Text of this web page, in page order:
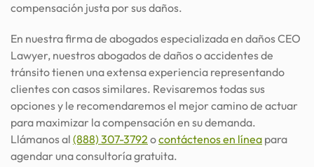
compensación justa por sus daños.
En nuestra firma de abogados especializada en daños CEO
Lawyer, nuestros abogados de daños o accidentes de
tránsito tienen una extensa experiencia representando
clientes con casos similares. Revisaremos todas sus
opciones y le recomendaremos el mejor camino de actuar
para maximizar la compensación en su demanda.
Llámanos al (888) 307-3792 ocontáctenos en línea para
agendar una consultoría gratuita.